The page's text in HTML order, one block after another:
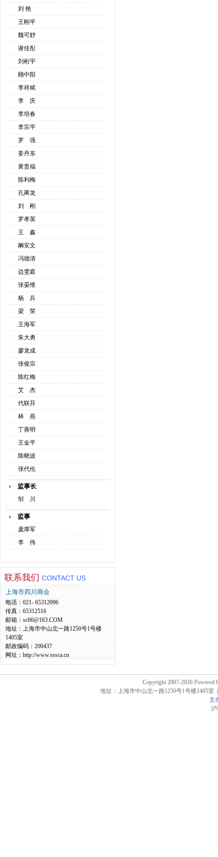
刘 艳
王刚平
魏可妤
谢佳彤
刘桁宇
顾中阳
李祥斌
李 庆
李培春
李宗平
罗 强
姜丹东
黄贵福
陈利梅
孔蔺龙
刘 刚
罗孝英
王 鑫
阚安文
冯德清
边雯庭
张晏维
杨 兵
梁 荣
王海军
朱大勇
廖龙成
张俊宗
陈红梅
艾 杰
代联芬
林 燕
丁善明
王金平
陈晓波
张代伦
监事长
邹 川
监事
庞厚军
李 伟
联系我们 CONTACT US
上海市四川商会
电话：021- 65312096
传真：65312516
邮箱：sc66@163.COM
地址：上海市中山北一路1250号1号楼
1405室
邮政编码：200437
网址：http://www.sssca.cn
Copyright 2007-2026
地址：上海市中山北一路1250号1号楼1405室
主
沪